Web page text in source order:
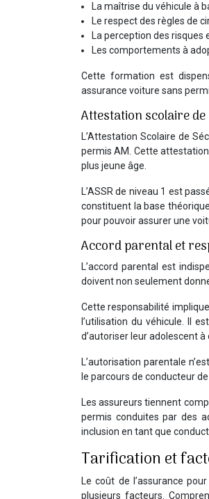
La maîtrise du véhicule à
Le respect des règles de
La perception des risques
Les comportements à
Cette formation est
assurance voiture sans
Attestation scolaire
L’Attestation Scolaire de
permis AM. Cette
plus jeune âge.
L’ASSR de niveau 1 est
constituent la base
pour pouvoir assurer une
Accord parental et
L’accord parental est
doivent non seulement
Cette responsabilité
l’utilisation du véhicule. Il
d’autoriser leur adolescent à
L’autorisation parentale
le parcours de conducteur
Les assureurs tiennent
permis conduites par des
inclusion en tant que
Tarification et
Le coût de l’assurance
plusieurs facteurs.